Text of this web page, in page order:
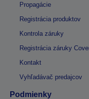
Propagácie
Registrácia produktov
Kontrola záruky
Registrácia záruky
Kontakt
Vyhľadávač predajcov
Podmienky